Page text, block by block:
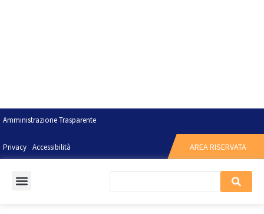
Amministrazione Trasparente
Privacy Accessibilità AREA RISERVATA